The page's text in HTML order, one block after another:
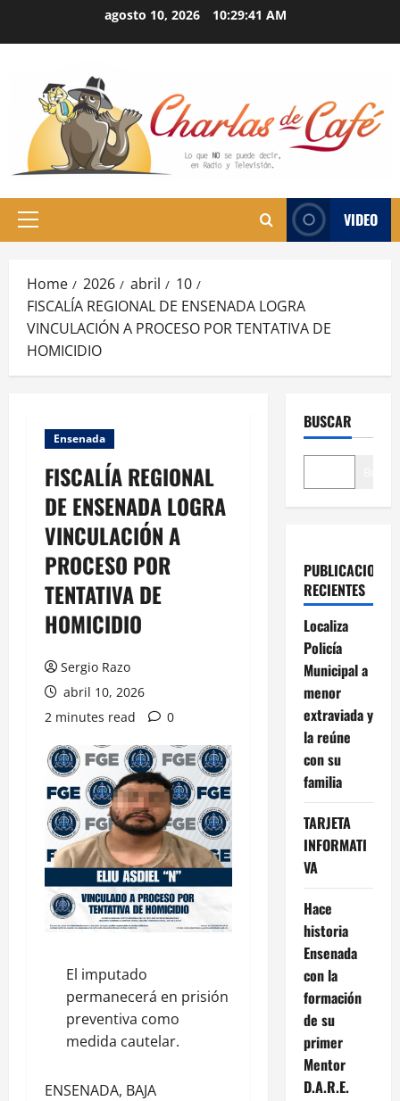
agosto 10, 2026 10:29:42 AM
Primary
VIDEO
Home 2026 abril
10
FISCALÍA REGIONAL DE ENSENADA LOGRA
VINCULACIÓN A PROCESO POR TENTATIVA DE
HOMICIDIO
Ensenada
FISCALÍA REGIONAL
DE ENSENADA LOGRA
VINCULACIÓN A
PROCESO POR
TENTATIVA DE
HOMICIDIO
Sergio Razo
abril 10, 2026
2 minutes read
0
El imputado
permanecerá en prisión
preventiva como
medida cautelar.
ENSENADA, BAJA
BUSCAR
PUBLICACIONES
RECIENTES
Localiza
Policía
Municipal a
menor
extraviada y
la reúne
con su
familia
TARJETA
INFORMATI
VA
Hace
historia
Ensenada
con la
formación
de su
primer
Mentor
D.A.R.E.